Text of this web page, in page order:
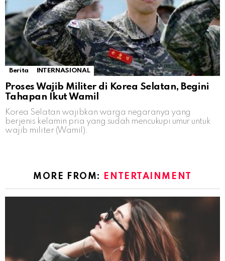
Berita INTERNASIONAL
Proses Wajib Militer di Korea Selatan, Begini
Tahapan Ikut Wamil
Korea Selatan wajibkan warga negaranya yang
berjenis kelamin pria yang sudah mencukupi umur untuk
wajib militer (Wamil).
MORE FROM: ENTERTAINMENT